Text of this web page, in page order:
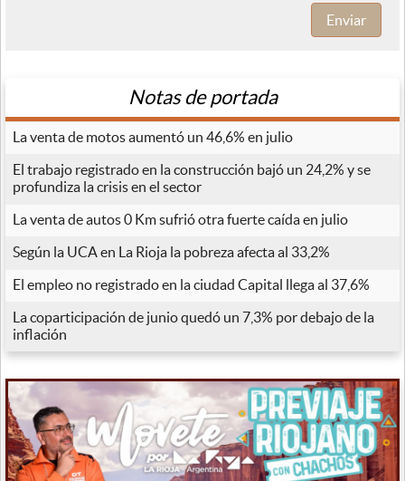
Enviar
Notas de portada
La venta de motos aumentó un 46,6% en julio
El trabajo registrado en la construcción bajó un 24,2% y se
profundiza la crisis en el sector
La venta de autos 0 Km sufrió otra fuerte caída en julio
Según la UCA en La Rioja la pobreza afecta al 33,2%
El empleo no registrado en la ciudad Capital llega al 37,6%
La coparticipación de junio quedó un 7,3% por debajo de la
inflación